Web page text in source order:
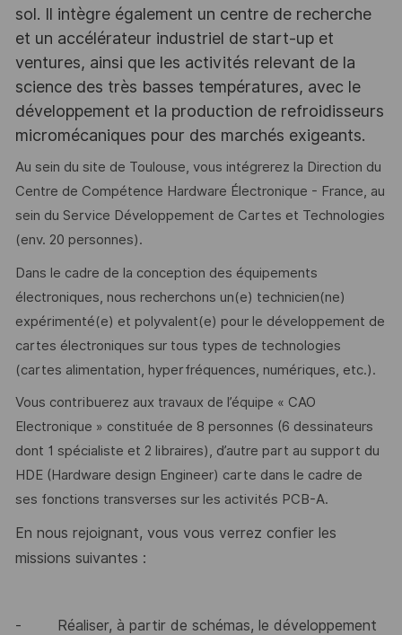
sol. Il intègre également un centre de recherche
et un accélérateur industriel de start-up et
ventures, ainsi que les activités relevant de la
science des très basses températures, avec le
développement et la production de refroidisseurs
micromécaniques pour des marchés exigeants.
Au sein du site de Toulouse, vous intégrerez la Direction du
Centre de Compétence Hardware Électronique - France, au
sein du Service Développement de Cartes et Technologies
(env. 20 personnes).
Dans le cadre de la conception des équipements
électroniques, nous recherchons un(e) technicien(ne)
expérimenté(e) et polyvalent(e) pour le développement de
cartes électroniques sur tous types de technologies
(cartes alimentation, hyperfréquences, numériques, etc.).
Vous contribuerez aux travaux de l’équipe « CAO
Electronique » constituée de 8 personnes (6 dessinateurs
dont 1 spécialiste et 2 libraires), d’autre part au support du
HDE (Hardware design Engineer) carte dans le cadre de
ses fonctions transverses sur les activités PCB-A.
En nous rejoignant, vous vous verrez confier les
missions suivantes :
-
Réaliser, à partir de schémas, le développement